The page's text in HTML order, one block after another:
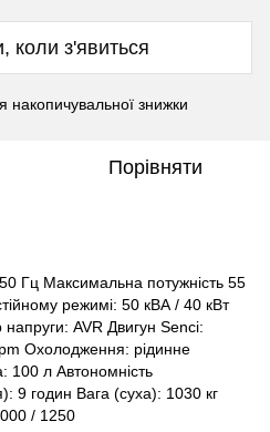
коли з'явиться
накопичувальної знижки
Порівняти
Гц Максимальна потужність 55
режимі: 50 кВА / 40 кВт
AVR Двигун Senci:
Охолодження: рідинне
100 л Автономність
9 годин Вага (суха): 1030 кг
/ 1250